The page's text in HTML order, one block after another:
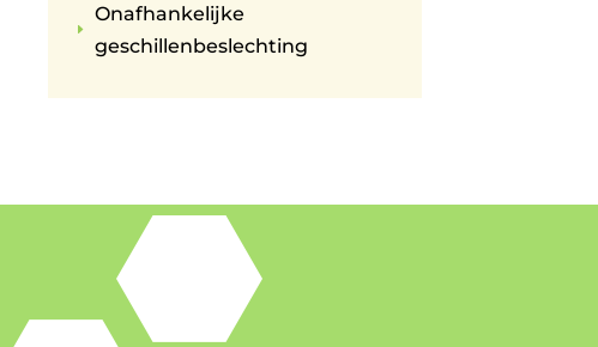
E
Onafhankelijke
geschillenbeslechting